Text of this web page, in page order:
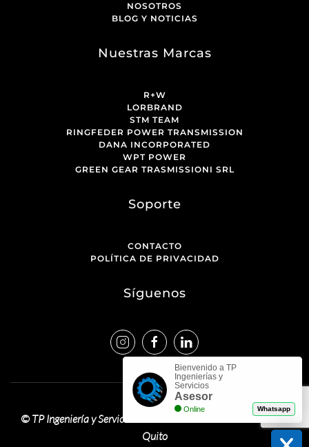
NOSOTROS
BLOG Y NOTICIAS
Nuestras Marcas
R+W
LORBRAND
STM TEAM
RINGFEDER POWER TRANSMISSION
DANA INCORPORATED
WPT POWER
GREEN GEAR TRASMISSIONI SRL
Soporte
CONTACTO
POLÍTICA DE PRIVACIDAD
Síguenos
© TP Ingeniería y Servicios. Derechos Reservados.
Diseño Web
Quito
Bienvenido a TP
Ingenierías y
Servicios
Asesor
Online Whatsapp